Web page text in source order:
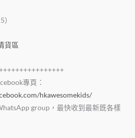
貨區
專頁：
hkawesomekids/
group，最快收到最新既各樣